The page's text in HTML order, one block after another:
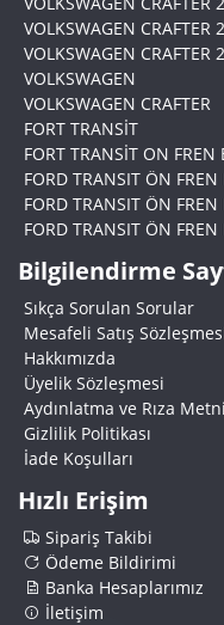
VOLKSWAGEN CRAFTER
VOLKSWAGEN CRAFTER
VOLKSWAGEN
VOLKSWAGEN CRAFTER
FORT TRANSİT
FORT TRANSİT ON FREN
FORD TRANSIT ÖN FREN
FORD TRANSIT ÖN FREN
FORD TRANSIT ÖN FREN
Bilgilendirme
Sıkça Sorulan Sorular
Mesafeli Satış
Hakkımızda
Üyelik Sözleşmesi
Aydınlatma ve Rıza Metni
Gizlilik Politikası
İade Koşulları
Hızlı Erişim
Sipariş Takibi
Ödeme Bildirimi
Banka Hesaplarımız
İletişim